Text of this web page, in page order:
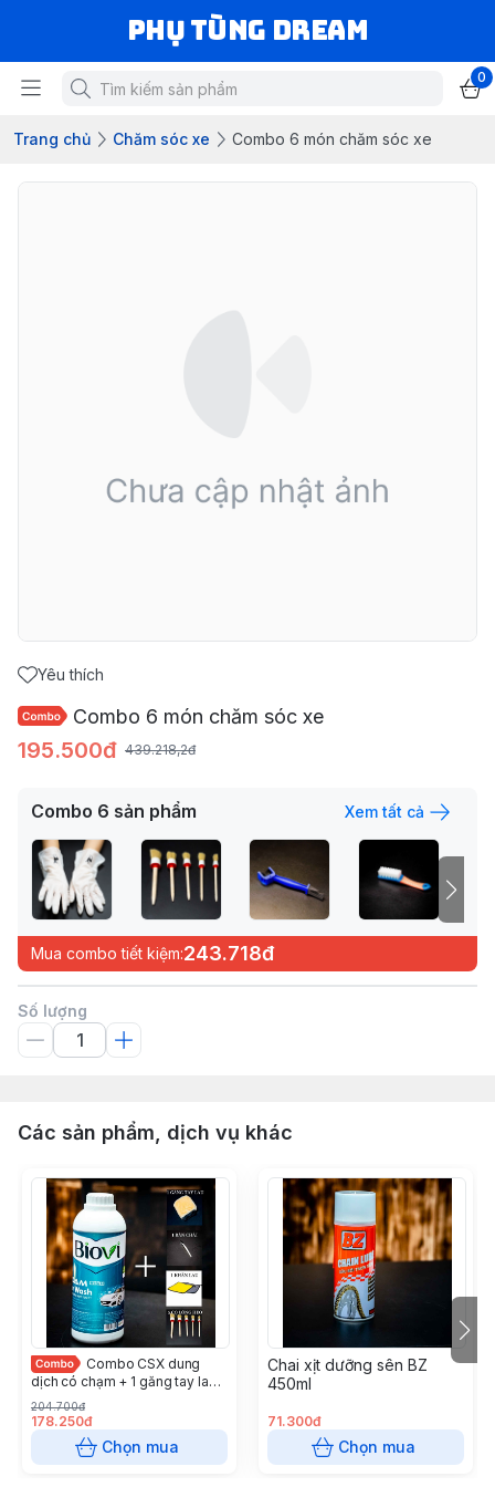
Phụ Tùng Dream
0
Trang chủ Chăm sóc xe Combo 6 món chăm sóc xe
Yêu thích
Combo 6 món chăm sóc xe
195.500đ 439.218,2đ
Combo 6 sản phẩm Xem tất cả
Mua combo tiết kiệm:243.718đ
Số lượng
Các sản phẩm, dịch vụ khác
Combo CSX dung
dịch có chạm + 1 găng tay lau+
bàn chải nhỏ + khăn lau + cọ
lông heo
204.700đ
178.250đ
Chọn mua
Chai xịt dưỡng sên BZ
450ml
71.300đ
Chọn mua